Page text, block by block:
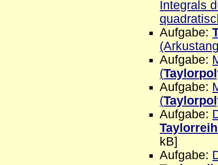
Integrals
Aufgabe:
Aufgabe:
(
Aufgabe:
(
Aufgabe:
kB]
Aufgabe: